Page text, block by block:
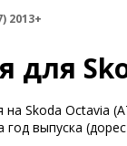
2013+
Skoda Octavia
выпуска